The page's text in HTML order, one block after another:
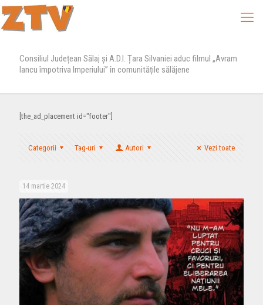
Consiliul Județean Sălaj și A.D.I. Țara Silvaniei aduc filmul „Avram
Iancu împotriva Imperiului” în comunitățile sălăjene
[the_ad_placement id="footer"]
Categorii Tag-uri Autori Vezi toate
14 martie 2024